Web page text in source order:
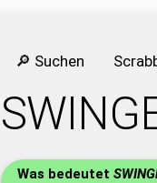
🔎 Suchen
Was bedeutet